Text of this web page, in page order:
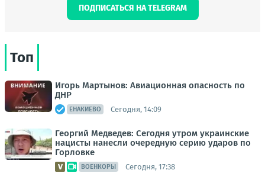
ПОДПИСАТЬСЯ НА TELEGRAM
Топ
Игорь Мартынов: Авиационная опасность по
ДНР
ЕНАКИЕВО Сегодня, 14:09
Георгий Медведев: Сегодня утром украинские
нацисты нанесли очередную серию ударов по
Горловке
ВОЕНКОРЫ Сегодня, 17:38